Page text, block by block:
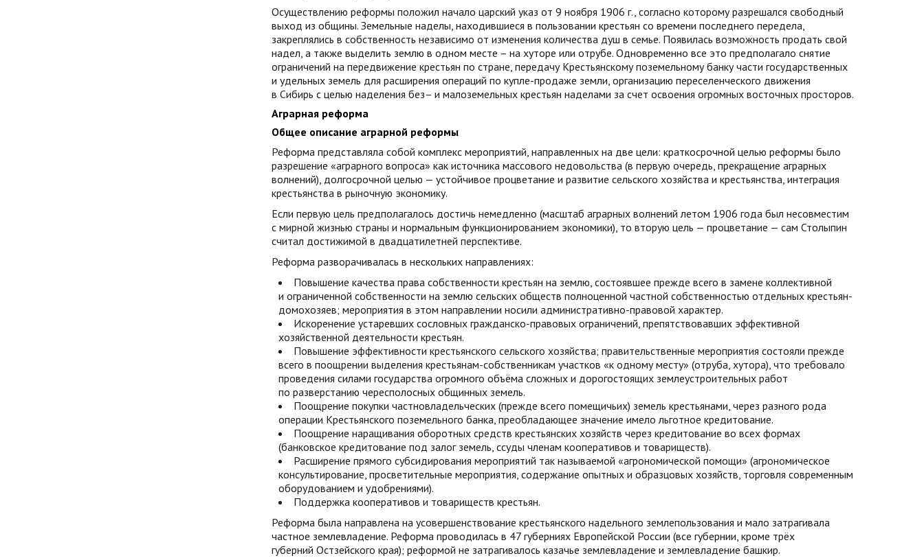
Осуществлению реформы положил начало царский указ от 9 ноября 1906 г., согласно которому разрешался свободный
выход из общины. Земельные наделы, находившиеся в пользовании крестьян со времени последнего передела,
закреплялись в собственность независимо от изменения количества душ в семье. Появилась возможность продать свой
надел, а также выделить землю в одном месте – на хуторе или отрубе. Одновременно все это предполагало снятие
ограничений на передвижение крестьян по стране, передачу Крестьянскому поземельному банку части государственных
и удельных земель для расширения операций по купле-продаже земли, организацию переселенческого движения
в Сибирь с целью наделения без– и малоземельных крестьян наделами за счет освоения огромных восточных просторов.
Аграрная реформа
Общее описание аграрной реформы
Реформа представляла собой комплекс мероприятий, направленных на две цели: краткосрочной целью реформы было
разрешение «аграрного вопроса» как источника массового недовольства (в первую очередь, прекращение аграрных
волнений), долгосрочной целью — устойчивое процветание и развитие сельского хозяйства и крестьянства, интеграция
крестьянства в рыночную экономику.
Если первую цель предполагалось достичь немедленно (масштаб аграрных волнений летом 1906 года был несовместим
с мирной жизнью страны и нормальным функционированием экономики), то вторую цель — процветание — сам Столыпин
считал достижимой в двадцатилетней перспективе.
Реформа разворачивалась в нескольких направлениях:
Повышение качества права собственности крестьян на землю, состоявшее прежде всего в замене коллективной
и ограниченной собственности на землю сельских обществ полноценной частной собственностью отдельных крестьян-
домохозяев; мероприятия в этом направлении носили административно-правовой характер.
Искоренение устаревших сословных гражданско-правовых ограничений, препятствовавших эффективной
хозяйственной деятельности крестьян.
Повышение эффективности крестьянского сельского хозяйства; правительственные мероприятия состояли прежде
всего в поощрении выделения крестьянам-собственникам участков «к одному месту» (отруба, хутора), что требовало
проведения силами государства огромного объёма сложных и дорогостоящих землеустроительных работ
по разверстанию чересполосных общинных земель.
Поощрение покупки частновладельческих (прежде всего помещичьих) земель крестьянами, через разного рода
операции Крестьянского поземельного банка, преобладающее значение имело льготное кредитование.
Поощрение наращивания оборотных средств крестьянских хозяйств через кредитование во всех формах
(банковское кредитование под залог земель, ссуды членам кооперативов и товариществ).
Расширение прямого субсидирования мероприятий так называемой «агрономической помощи» (агрономическое
консультирование, просветительные мероприятия, содержание опытных и образцовых хозяйств, торговля современным
оборудованием и удобрениями).
Поддержка кооперативов и товариществ крестьян.
Реформа была направлена на усовершенствование крестьянского надельного землепользования и мало затрагивала
частное землевладение. Реформа проводилась в 47 губерниях Европейской России (все губернии, кроме трёх
губерний Остзейского края); реформой не затрагивалось казачье землевладение и землевладение башкир.